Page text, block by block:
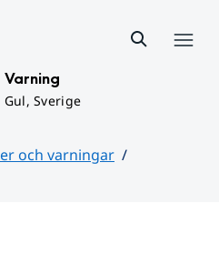
Varning
Gul, Sverige
och varningar